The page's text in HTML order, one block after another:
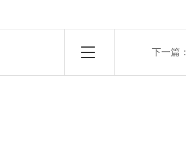
下一篇：